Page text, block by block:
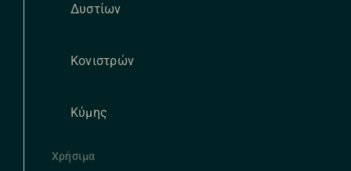
Δυστίων
Κονιστρών
Κύμης
Χρήσιμα